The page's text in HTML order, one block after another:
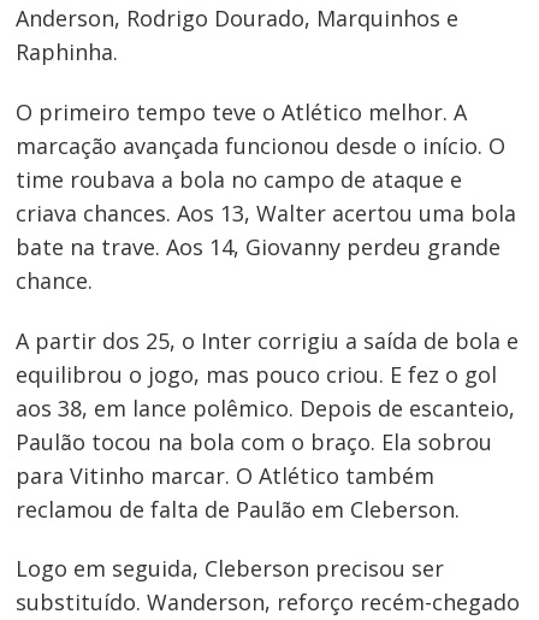
Anderson, Rodrigo Dourado, Marquinhos e
Raphinha.
O primeiro tempo teve o Atlético melhor. A
marcação avançada funcionou desde o início. O
time roubava a bola no campo de ataque e
criava chances. Aos 13, Walter acertou uma bola
bate na trave. Aos 14, Giovanny perdeu grande
chance.
A partir dos 25, o Inter corrigiu a saída de bola e
equilibrou o jogo, mas pouco criou. E fez o gol
aos 38, em lance polêmico. Depois de escanteio,
Paulão tocou na bola com o braço. Ela sobrou
para Vitinho marcar. O Atlético também
reclamou de falta de Paulão em Cleberson.
Logo em seguida, Cleberson precisou ser
substituído. Wanderson, reforço recém-chegado
Navegação
de